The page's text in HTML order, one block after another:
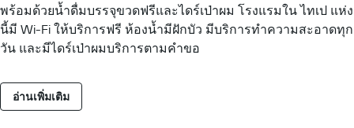
พร้อมด้วยน้ำดื่มบรรจุขวดฟรีและไดร์เป่าผม โรงแรมใน ไทเป แห่ง
นี้มี Wi-Fi ให้บริการฟรี ห้องน้ำมีฝักบัว มีบริการทำความสะอาดทุก
วัน และมีไดร์เป่าผมบริการตามคำขอ
อ่านเพิ่มเติม